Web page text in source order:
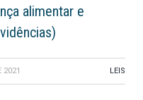
alimentar e
2021 LEIS